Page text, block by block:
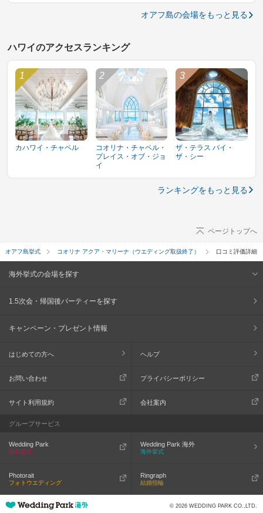
オアフ島の会場をもっと見る
ハワイのアクセスランキング
カハワイ・チャペル
コオリナ・チャペル・
プレイス・オブ・ジョ
イ
ザ・テラス バイ・
ザ・シー
ランキングをもっと見る
ページトップへ
オアフ島挙式 コオリナ アクア・マリーナ（ウエディング取扱終了） 口コミ評価詳細
海外挙式の会場を探す
1.5次会・帰国後パーティーを探す
キャンペーン・プレゼント情報
はじめての方へ ヘルプ
お問い合わせ プライバシーポリシー
サイト利用規約 会社案内
グループサービス
Wedding Park
国内挙式
Wedding Park 海外
海外挙式
Photorait
フォトウエディング
Ringraph
結婚指輪
© 2026 WEDDING PARK CO.,LTD.